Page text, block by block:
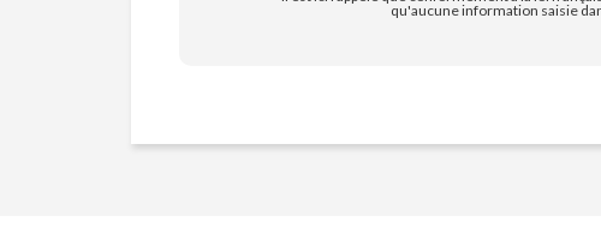
qu'aucune information saisie